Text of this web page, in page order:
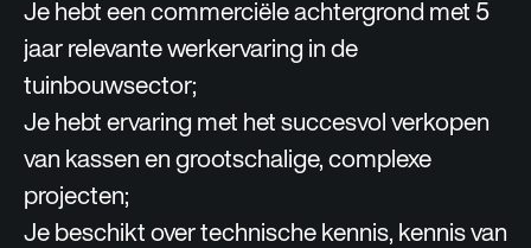
Je hebt een commerciële achtergrond met 5
jaar relevante werkervaring in de
tuinbouwsector;
Je hebt ervaring met het succesvol verkopen
van kassen en grootschalige, complexe
projecten;
Je beschikt over technische kennis, kennis van